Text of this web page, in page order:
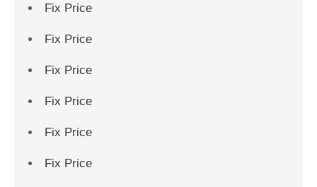
Fix Price
Fix Price
Fix Price
Fix Price
Fix Price
Fix Price